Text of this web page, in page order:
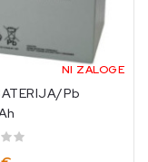
NI ZALOGE
Pb